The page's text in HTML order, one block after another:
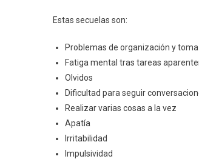
Estas secuelas son:
Problemas de organización y
Fatiga mental tras tareas
Olvidos
Dificultad para seguir
Realizar varias cosas a la vez
Apatía
Irritabilidad
Impulsividad